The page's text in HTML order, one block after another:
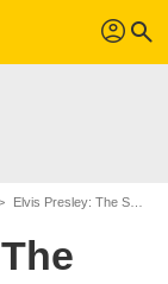
profil search
Elvis Presley: The Searcher de Thom Zimny